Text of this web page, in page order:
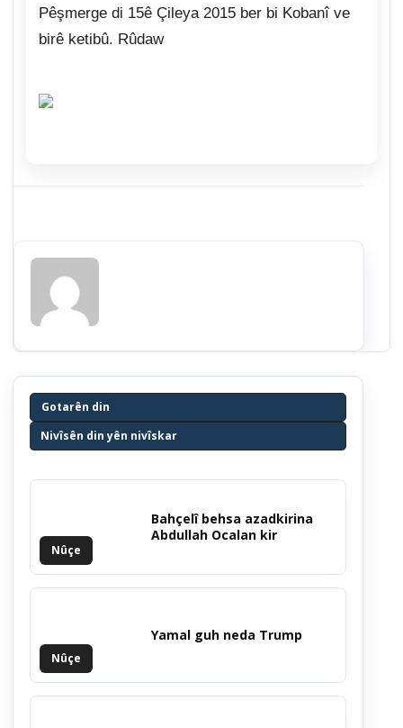
Pêşmerge di 15ê Çileya 2015 ber bi Kobanî ve
birê ketibû. Rûdaw
Gotarên din
Nivîsên din yên nivîskar
Nûçe
Bahçelî behsa azadkirina
Abdullah Ocalan kir
Nûçe
Yamal guh neda Trump